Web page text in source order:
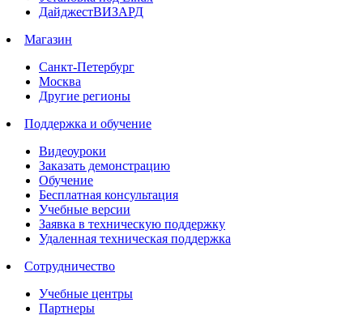
ДайджестВИЗАРД
Магазин
Санкт-Петербург
Москва
Другие регионы
Поддержка и обучение
Видеоуроки
Заказать демонстрацию
Обучение
Бесплатная консультация
Учебные версии
Заявка в техническую поддержку
Удаленная техническая поддержка
Сотрудничество
Учебные центры
Партнеры